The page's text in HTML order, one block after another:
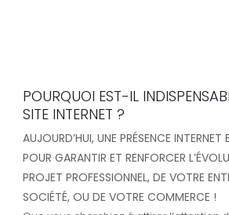
POURQUOI EST-IL
SITE INTERNET ?
AUJOURD’HUI, UNE PRÉSENCE INTERNET
POUR GARANTIR ET RENFORCER
PROJET PROFESSIONNEL, DE VOTRE
SOCIÉTÉ, OU DE VOTRE COMMERCE !